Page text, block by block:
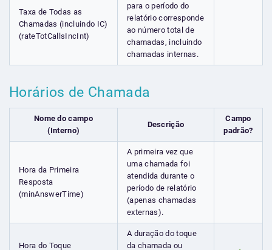
Taxa de Todas as
Chamadas (incluindo IC)
(rateTotCallsIncInt)
para o período do
relatório corresponde
ao número total de
chamadas, incluindo
chamadas internas.
Horários de Chamada
Nome do campo
(Interno)
Descrição
Campo
padrão?
Hora da Primeira
Resposta
(minAnswerTime)
A primeira vez que
uma chamada foi
atendida durante o
período de relatório
(apenas chamadas
externas).
Hora do Toque
A duração do toque
da chamada ou